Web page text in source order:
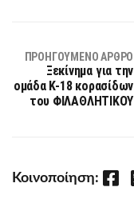
ΠΡΟΗΓΟΎΜΕΝΟ ΆΡΘΡΟ
Ξεκίνημα για την
ομάδα Κ-18 κορασίδων
του ΦΙΛΑΘΛΗΤΙΚΟΥ
Κοινοποίηση: Facebook